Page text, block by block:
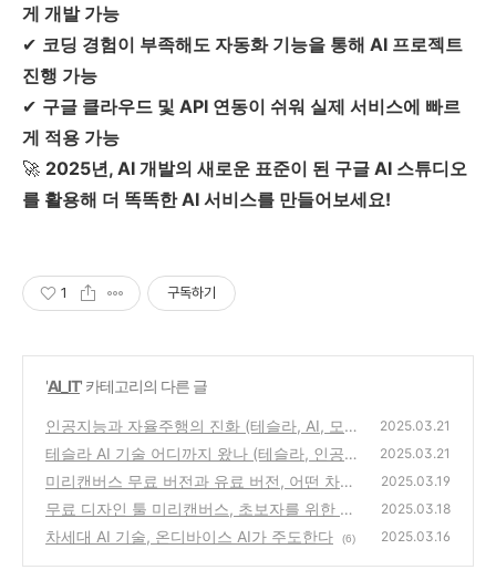
게 개발 가능
✔ 코딩 경험이 부족해도 자동화 기능을 통해 AI 프로젝트
진행 가능
✔ 구글 클라우드 및 API 연동이 쉬워 실제 서비스에 빠르
게 적용 가능
🚀 2025년, AI 개발의 새로운 표준이 된 구글 AI 스튜디오
를 활용해 더 똑똑한 AI 서비스를 만들어보세요!
1 구독하기
'AI_IT' 카테고리의 다른 글
인공지능과 자율주행의 진화 (테슬라, AI, 모빌
리티)
(0)
2025.03.21
테슬라 AI 기술 어디까지 왔나 (테슬라, 인공지
능, 자율주행)
(0)
2025.03.21
미리캔버스 무료 버전과 유료 버전, 어떤 차이
가 있을까?
(3)
2025.03.19
무료 디자인 툴 미리캔버스, 초보자를 위한 입
문 가이드
(0)
2025.03.18
차세대 AI 기술, 온디바이스 AI가 주도한다 (6) 2025.03.16